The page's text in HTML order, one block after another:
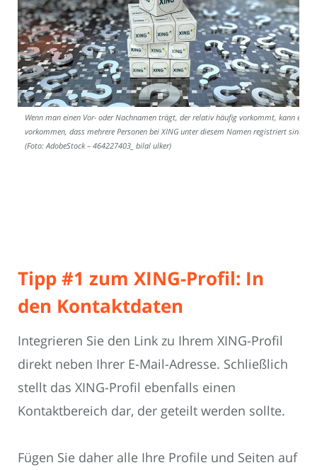
Wenn man einen Vor- oder Nachnamen trägt, der relativ häufig vorkommt, kann es
vorkommen, dass mehrere Personen bei XING unter diesem Namen registriert sind.
(Foto: AdobeStock – 464227403_ bilal ulker)
Tipp #1 zum XING-Profil: In
den Kontaktdaten
Integrieren Sie den Link zu Ihrem XING-Profil
direkt neben Ihrer E-Mail-Adresse. Schließlich
stellt das XING-Profil ebenfalls einen
Kontaktbereich dar, der geteilt werden sollte.
Fügen Sie daher alle Ihre Profile und Seiten auf